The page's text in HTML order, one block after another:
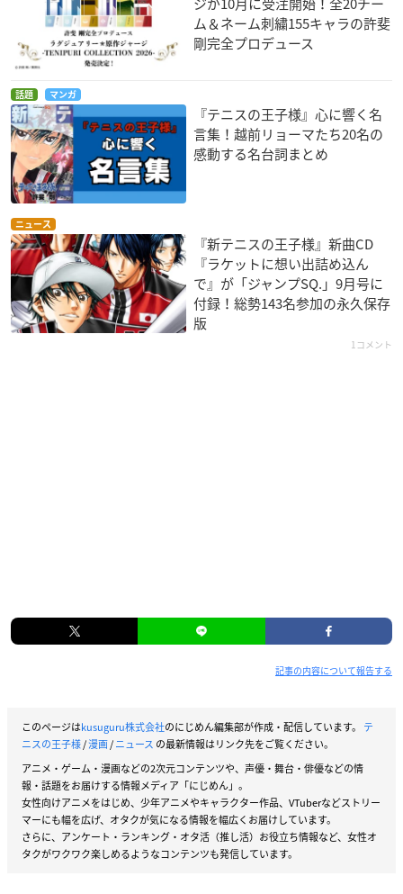
ム＆ネーム刺繍155キャラの許斐
剛完全プロデュース
話題 マンガ
『テニスの王子様』心に響く名
言集！越前リョーマたち20名の
感動する名台詞まとめ
ニュース
『新テニスの王子様』新曲CD
『ラケットに想い出詰め込ん
で』が「ジャンプSQ.」9月号に
付録！総勢143名参加の永久保存
版
1コメント
記事の内容について報告する
このページはkusuguru株式会社のにじめん編集部が作成・配信しています。 テ
ニスの王子様/漫画/ニュース の最新情報はリンク先をご覧ください。
アニメ・ゲーム・漫画などの2次元コンテンツや、声優・舞台・俳優などの情
報・話題をお届けする情報メディア「にじめん」。
女性向けアニメをはじめ、少年アニメやキャラクター作品、VTuberなどストリー
マーにも幅を広げ、オタクが気になる情報を幅広くお届けしています。
さらに、アンケート・ランキング・オタ活（推し活）お役立ち情報など、女性オ
タクがワクワク楽しめるようなコンテンツも発信しています。